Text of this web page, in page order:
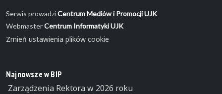
Serwis prowadziCentrum Mediów i Promocji UJK
WebmasterCentrum Informatyki UJK
Zmień ustawienia plików cookie
Najnowsze w BIP
Zarządzenia Rektora w 2026 roku